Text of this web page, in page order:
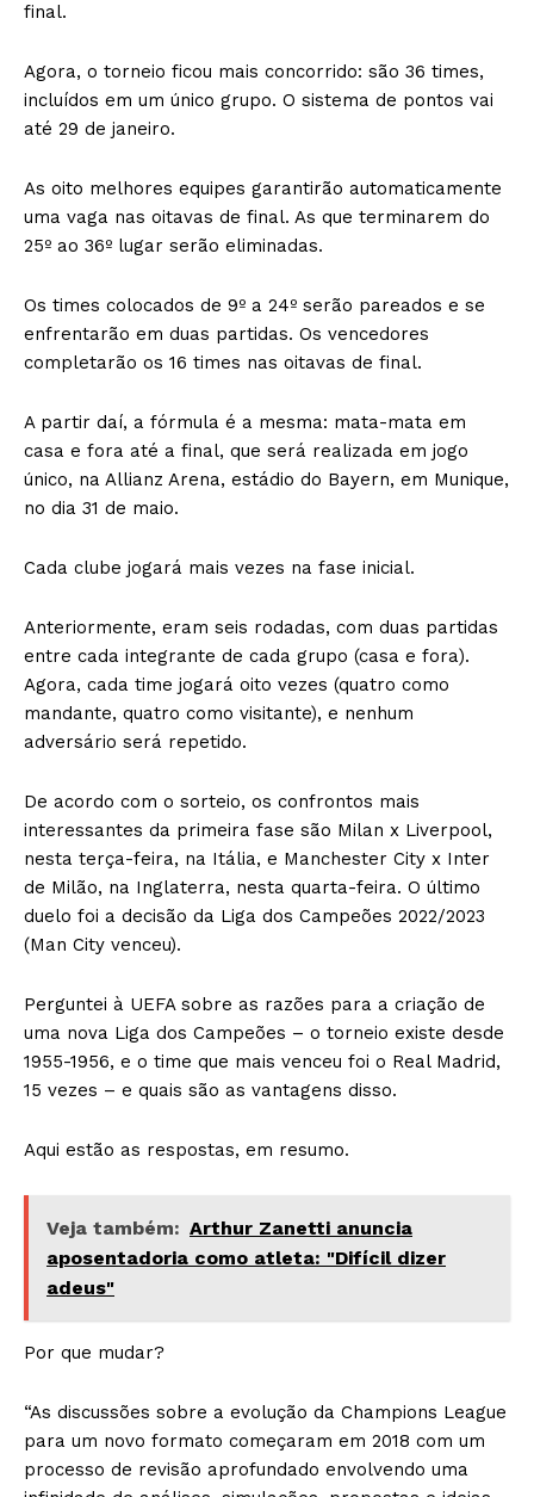
final.
Agora, o torneio ficou mais concorrido: são 36 times,
incluídos em um único grupo. O sistema de pontos vai
até 29 de janeiro.
As oito melhores equipes garantirão automaticamente
uma vaga nas oitavas de final. As que terminarem do
25º ao 36º lugar serão eliminadas.
Os times colocados de 9º a 24º serão pareados e se
enfrentarão em duas partidas. Os vencedores
completarão os 16 times nas oitavas de final.
A partir daí, a fórmula é a mesma: mata-mata em
casa e fora até a final, que será realizada em jogo
único, na Allianz Arena, estádio do Bayern, em Munique,
no dia 31 de maio.
Cada clube jogará mais vezes na fase inicial.
Anteriormente, eram seis rodadas, com duas partidas
entre cada integrante de cada grupo (casa e fora).
Agora, cada time jogará oito vezes (quatro como
mandante, quatro como visitante), e nenhum
adversário será repetido.
De acordo com o sorteio, os confrontos mais
interessantes da primeira fase são Milan x Liverpool,
nesta terça-feira, na Itália, e Manchester City x Inter
de Milão, na Inglaterra, nesta quarta-feira. O último
duelo foi a decisão da Liga dos Campeões 2022/2023
(Man City venceu).
Perguntei à UEFA sobre as razões para a criação de
uma nova Liga dos Campeões – o torneio existe desde
1955-1956, e o time que mais venceu foi o Real Madrid,
15 vezes – e quais são as vantagens disso.
Aqui estão as respostas, em resumo.
Veja também: Arthur Zanetti anuncia
aposentadoria como atleta: "Difícil dizer
adeus"
Por que mudar?
“As discussões sobre a evolução da Champions League
para um novo formato começaram em 2018 com um
processo de revisão aprofundado envolvendo uma